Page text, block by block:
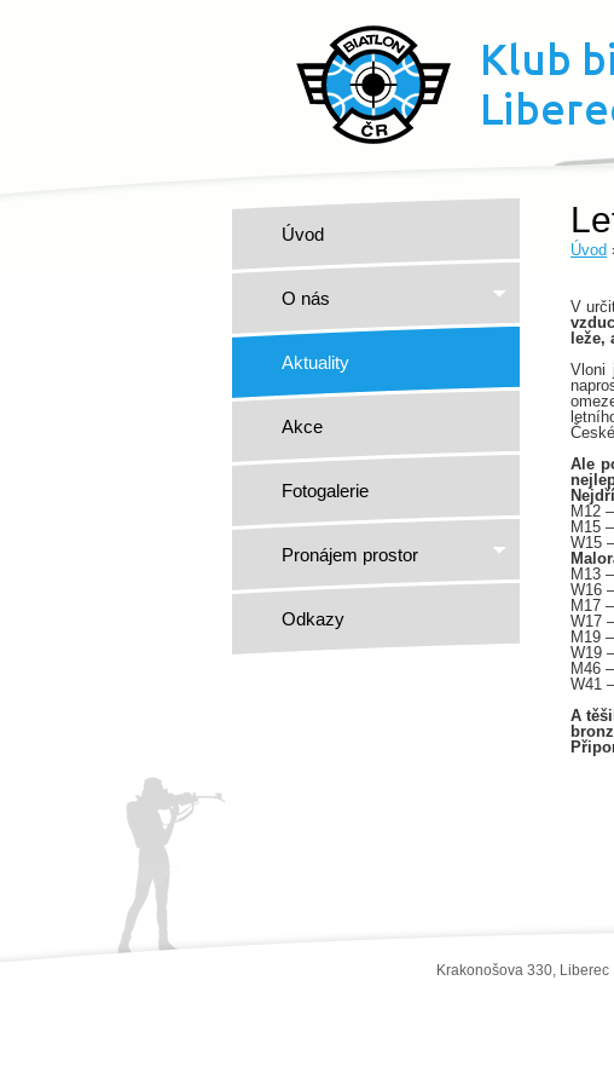
Úvod
O nás
Aktuality
Akce
Fotogalerie
Pronájem prostor
Odkazy
Úvod
V
Vloni
Ale
M12
M15
W15
M13
W16
M17
W17
M19
W19
M46
W41
A
Krakonošova 330,